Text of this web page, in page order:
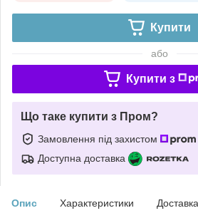
Купити
або
Купити з
Що таке купити з Пром?
Замовлення під захистом
Доступна доставка
Опис Характеристики Доставка